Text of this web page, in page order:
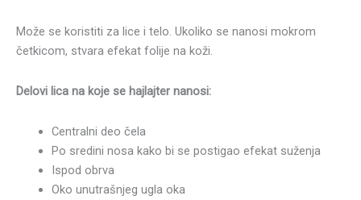
Može se koristiti za lice i telo. Ukoliko se nanosi mokrom
četkicom, stvara efekat folije na koži.
Delovi lica na koje se hajlajter nanosi:
Centralni deo čela
Po sredini nosa kako bi se postigao efekat suženja
Ispod obrva
Oko unutrašnjeg ugla oka